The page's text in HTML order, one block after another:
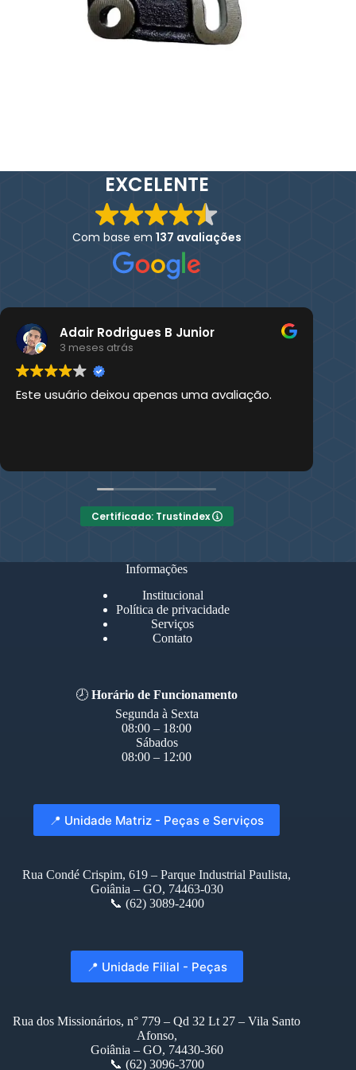
EXCELENTE
Com base em 137 avaliações
Adair Rodrigues B Junior
3 meses atrás
Este usuário deixou apenas uma avaliação.
Certificado: Trustindex
Informações
Institucional
Política de privacidade
Serviços
Contato
🕗Horário de Funcionamento
Segunda à Sexta
08:00 – 18:00
Sábados
08:00 – 12:00
📍 Unidade Matriz - Peças e Serviços
Rua Condé Crispim, 619 – Parque Industrial Paulista,
Goiânia – GO, 74463-030
📞 (62) 3089-2400
📍 Unidade Filial - Peças
Rua dos Missionários, n° 779 – Qd 32 Lt 27 – Vila Santo
Afonso,
Goiânia – GO, 74430-360
📞 (62) 3096-3700